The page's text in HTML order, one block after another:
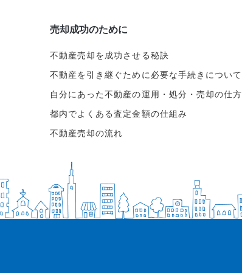
売却成功のために
不動産売却を成功させる秘訣
不動産を引き継ぐために必要な手続きについて
自分にあった不動産の運用・処分・売却の仕方
都内でよくある査定金額の仕組み
不動産売却の流れ